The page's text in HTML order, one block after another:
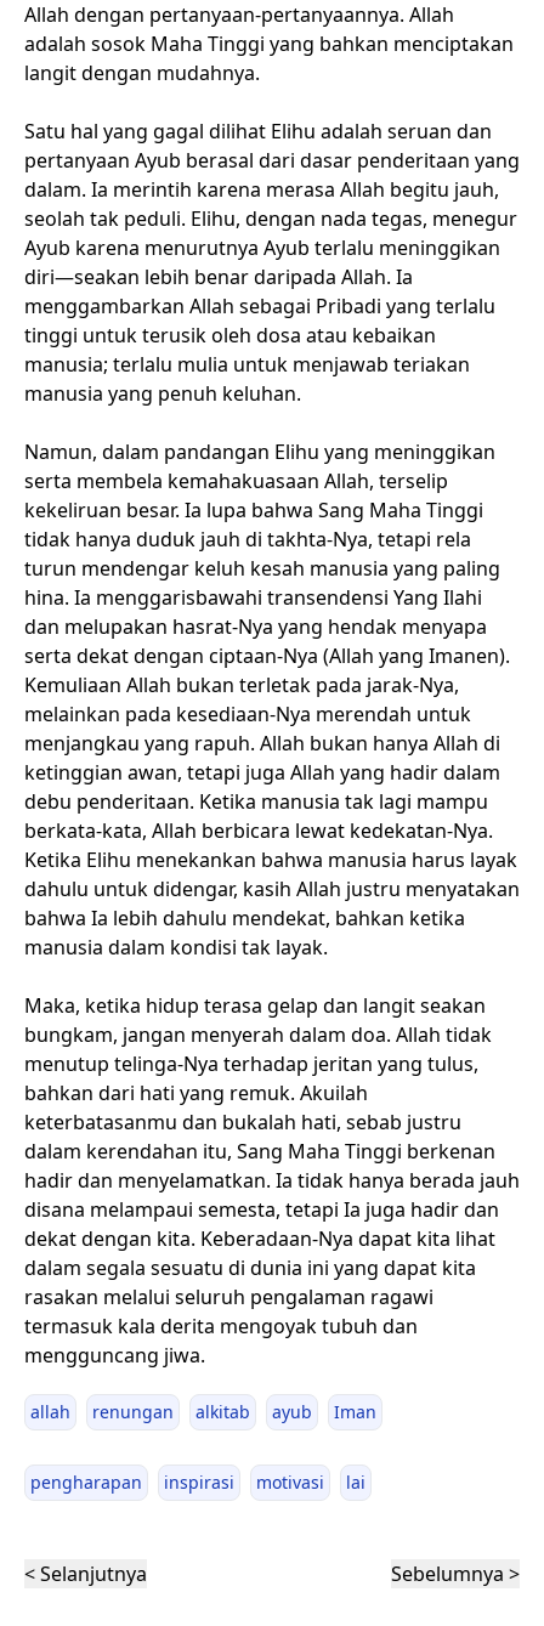
Allah dengan pertanyaan-pertanyaannya. Allah
adalah sosok Maha Tinggi yang bahkan menciptakan
langit dengan mudahnya.
Satu hal yang gagal dilihat Elihu adalah seruan dan
pertanyaan Ayub berasal dari dasar penderitaan yang
dalam. Ia merintih karena merasa Allah begitu jauh,
seolah tak peduli. Elihu, dengan nada tegas, menegur
Ayub karena menurutnya Ayub terlalu meninggikan
diri—seakan lebih benar daripada Allah. Ia
menggambarkan Allah sebagai Pribadi yang terlalu
tinggi untuk terusik oleh dosa atau kebaikan
manusia; terlalu mulia untuk menjawab teriakan
manusia yang penuh keluhan.
Namun, dalam pandangan Elihu yang meninggikan
serta membela kemahakuasaan Allah, terselip
kekeliruan besar. Ia lupa bahwa Sang Maha Tinggi
tidak hanya duduk jauh di takhta-Nya, tetapi rela
turun mendengar keluh kesah manusia yang paling
hina. Ia menggarisbawahi transendensi Yang Ilahi
dan melupakan hasrat-Nya yang hendak menyapa
serta dekat dengan ciptaan-Nya (Allah yang Imanen).
Kemuliaan Allah bukan terletak pada jarak-Nya,
melainkan pada kesediaan-Nya merendah untuk
menjangkau yang rapuh. Allah bukan hanya Allah di
ketinggian awan, tetapi juga Allah yang hadir dalam
debu penderitaan. Ketika manusia tak lagi mampu
berkata-kata, Allah berbicara lewat kedekatan-Nya.
Ketika Elihu menekankan bahwa manusia harus layak
dahulu untuk didengar, kasih Allah justru menyatakan
bahwa Ia lebih dahulu mendekat, bahkan ketika
manusia dalam kondisi tak layak.
Maka, ketika hidup terasa gelap dan langit seakan
bungkam, jangan menyerah dalam doa. Allah tidak
menutup telinga-Nya terhadap jeritan yang tulus,
bahkan dari hati yang remuk. Akuilah
keterbatasanmu dan bukalah hati, sebab justru
dalam kerendahan itu, Sang Maha Tinggi berkenan
hadir dan menyelamatkan. Ia tidak hanya berada jauh
disana melampaui semesta, tetapi Ia juga hadir dan
dekat dengan kita. Keberadaan-Nya dapat kita lihat
dalam segala sesuatu di dunia ini yang dapat kita
rasakan melalui seluruh pengalaman ragawi
termasuk kala derita mengoyak tubuh dan
mengguncang jiwa.
allah renungan alkitab ayub Iman
pengharapan inspirasi motivasi lai
< Selanjutnya Sebelumnya >